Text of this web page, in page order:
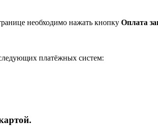
необходимо нажать кнопку Оплата
платёжных систем: